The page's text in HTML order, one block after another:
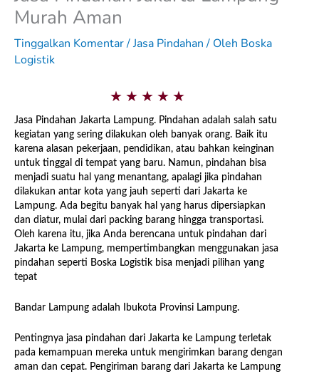
Murah Aman
Tinggalkan Komentar/Jasa Pindahan/ Oleh Boska
Logistik
★ ★ ★ ★ ★5
/
5
Jasa Pindahan Jakarta Lampung. Pindahan adalah salah satu
kegiatan yang sering dilakukan oleh banyak orang. Baik itu
karena alasan pekerjaan, pendidikan, atau bahkan keinginan
untuk tinggal di tempat yang baru. Namun, pindahan bisa
menjadi suatu hal yang menantang, apalagi jika pindahan
dilakukan antar kota yang jauh seperti dari Jakarta ke
Lampung. Ada begitu banyak hal yang harus dipersiapkan
dan diatur, mulai dari packing barang hingga transportasi.
Oleh karena itu, jika Anda berencana untuk pindahan dari
Jakarta ke Lampung, mempertimbangkan menggunakan jasa
pindahan seperti Boska Logistik bisa menjadi pilihan yang
tepat
Bandar Lampung adalah Ibukota Provinsi Lampung.
Pentingnya jasa pindahan dari Jakarta ke Lampung terletak
pada kemampuan mereka untuk mengirimkan barang dengan
aman dan cepat. Pengiriman barang dari Jakarta ke Lampung